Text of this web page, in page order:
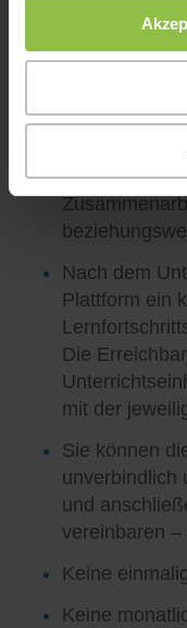
Vermittlung
unterstützt
Die
ihren
Die jeweilige
Nach dem
Plattform ein
Die
mit der
Sie können
unverbindlich
und
vereinbaren
Keine
Keine